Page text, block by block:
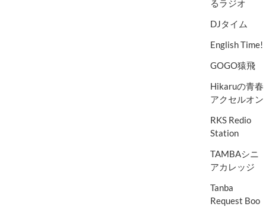
るラジオ
DJタイム
English Time!
GOGO猿飛
Hikaruの青春
アクセルオン
RKS Redio
Station
TAMBAシニ
アカレッジ
Tanba
Request Boo